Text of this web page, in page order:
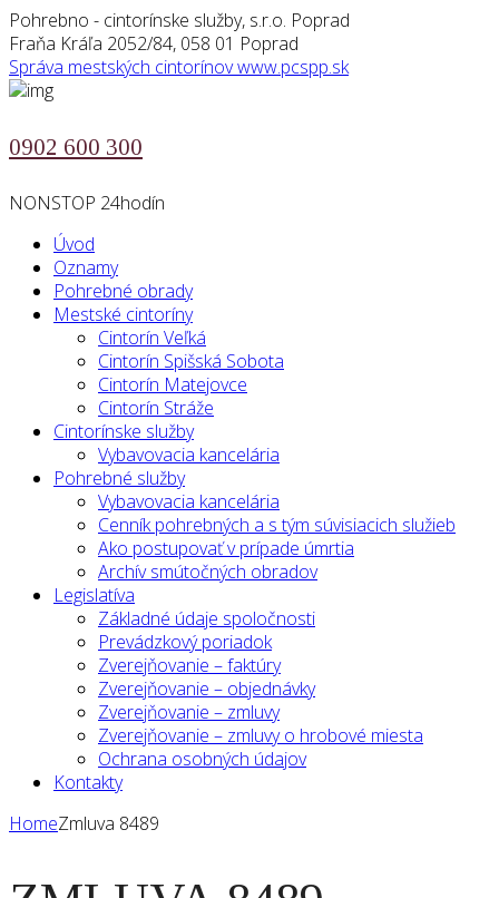
Pohrebno - cintorínske služby, s.r.o. Poprad
Fraňa Kráľa 2052/84, 058 01 Poprad
Správa mestských cintorínovwww.pcspp.sk
0902 600 300
NONSTOP 24hodín
Úvod
Oznamy
Pohrebné obrady
Mestské cintoríny
Cintorín Veľká
Cintorín Spišská Sobota
Cintorín Matejovce
Cintorín Stráže
Cintorínske služby
Vybavovacia kancelária
Pohrebné služby
Vybavovacia kancelária
Cenník pohrebných a s tým súvisiacich služieb
Ako postupovať v prípade úmrtia
Archív smútočných obradov
Legislatíva
Základné údaje spoločnosti
Prevádzkový poriadok
Zverejňovanie – faktúry
Zverejňovanie – objednávky
Zverejňovanie – zmluvy
Zverejňovanie – zmluvy o hrobové miesta
Ochrana osobných údajov
Kontakty
HomeZmluva 8489